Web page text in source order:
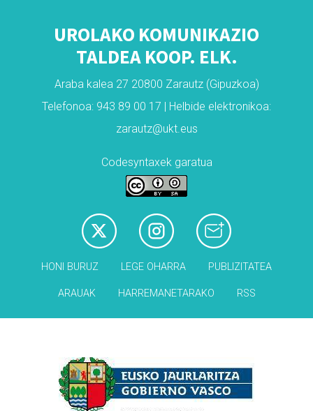
UROLAKO KOMUNIKAZIO
TALDEA KOOP. ELK.
Araba kalea 27 20800 Zarautz (Gipuzkoa)
Telefonoa: 943 89 00 17 | Helbide elektronikoa:
zarautz@ukt.eus
Codesyntaxek garatua
HONI BURUZ LEGE OHARRA PUBLIZITATEA
ARAUAK HARREMANETARAKO RSS